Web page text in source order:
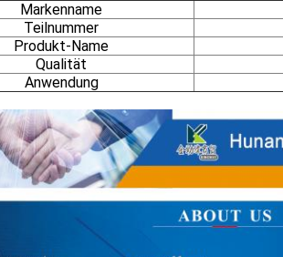
Markenname
Teilnummer
Produkt-Name
Qualität
Anwendung